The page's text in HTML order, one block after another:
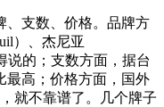
支数、价格。品牌方
）、杰尼亚
说的；支数方面，据台
最高；价格方面，国外
就不靠谱了。几个牌子